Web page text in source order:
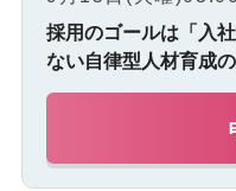
採用のゴールは「入
ない自律型人材育成